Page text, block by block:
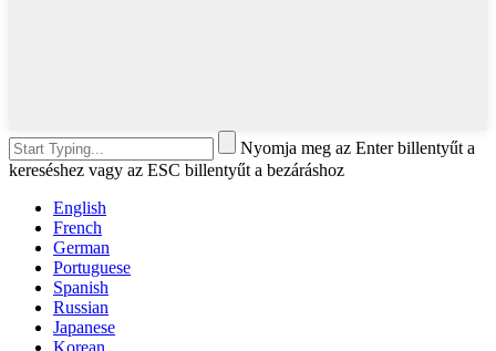
Nyomja meg az Enter billentyűt a
kereséshez vagy az ESC billentyűt a bezáráshoz
English
French
German
Portuguese
Spanish
Russian
Japanese
Korean